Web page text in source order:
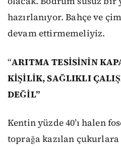
hazırlanıyor. Bahçe ve
devam ettirmemeliyiz.
“ARITMA TESİSİNİN
KİŞİLİK, SAĞLIKLI
DEĞİL”
Kentin yüzde 40’ı halen
toprağa kazılan